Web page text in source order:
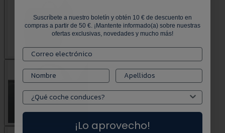
Suscríbete a nuestro boletín y obtén 10 € de descuento en
compras a partir de 50 €. ¡Mantente informado(a) sobre nuestras
ofertas exclusivas, novedades y mucho más!
¡Lo aprovecho!